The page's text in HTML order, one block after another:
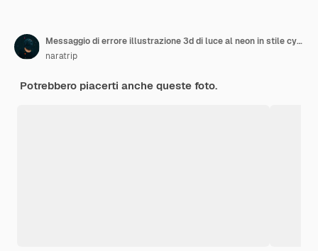
Messaggio di errore illustrazione 3d di luce al neon in stile cyberpunk
naratrip
Potrebbero piacerti anche queste foto.